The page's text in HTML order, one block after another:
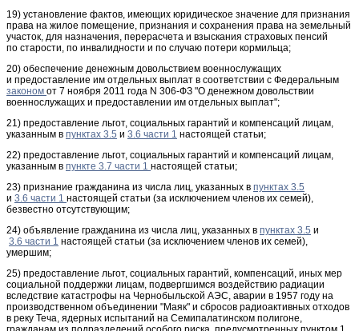
19) установление фактов, имеющих юридическое значение для признания
права на жилое помещение, признания и сохранения права на земельный
участок, для назначения, перерасчета и взыскания страховых пенсий
по старости, по инвалидности и по случаю потери кормильца;
20) обеспечение денежным довольствием военнослужащих
и предоставление им отдельных выплат в соответствии с Федеральным
законом от 7 ноября 2011 года N 306-ФЗ "О денежном довольствии
военнослужащих и предоставлении им отдельных выплат";
21) предоставление льгот, социальных гарантий и компенсаций лицам,
указанным в пунктах 3.5 и 3.6 части 1 настоящей статьи;
22) предоставление льгот, социальных гарантий и компенсаций лицам,
указанным в пункте 3.7 части 1 настоящей статьи;
23) признание гражданина из числа лиц, указанных в пунктах 3.5
и 3.6 части 1 настоящей статьи (за исключением членов их семей),
безвестно отсутствующим;
24) объявление гражданина из числа лиц, указанных в пунктах 3.5 и
3.6 части 1 настоящей статьи (за исключением членов их семей),
умершим;
25) предоставление льгот, социальных гарантий, компенсаций, иных мер
социальной поддержки лицам, подвергшимся воздействию радиации
вследствие катастрофы на Чернобыльской АЭС, аварии в 1957 году на
производственном объединении "Маяк" и сбросов радиоактивных отходов
в реку Теча, ядерных испытаний на Семипалатинском полигоне,